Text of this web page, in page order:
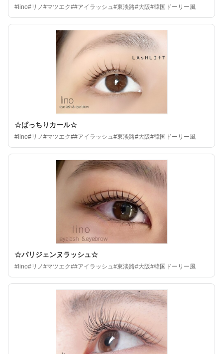
#lino#リノ#マツエク##アイラッシュ#東淡路#大阪#韓国ドーリー風
☆ぱっちりカール☆
#lino#リノ#マツエク##アイラッシュ#東淡路#大阪#韓国ドーリー風
☆パリジェンヌラッシュ☆
#lino#リノ#マツエク##アイラッシュ#東淡路#大阪#韓国ドーリー風